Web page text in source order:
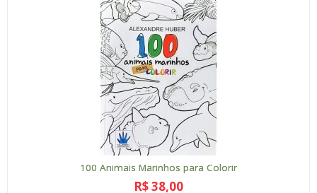
100 Animais Marinhos para Colorir
R$ 38,00